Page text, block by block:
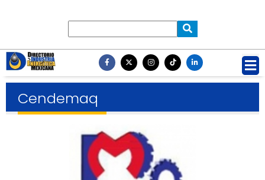
Cendemaq